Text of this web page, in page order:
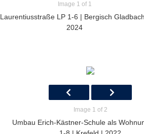
Image 1 of 1
Laurentiusstraße LP 1-6 | Bergisch
2024
Image 1 of 2
Umbau Erich-Kästner-Schule als